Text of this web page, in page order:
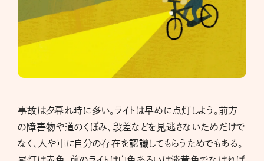
事故は夕暮れ時に多い。ライトは早めに点灯しよう。前方
の障害物や道のくぼみ、段差などを見逃さないためだけで
なく、人や車に自分の存在を認識してもらうためでもある。